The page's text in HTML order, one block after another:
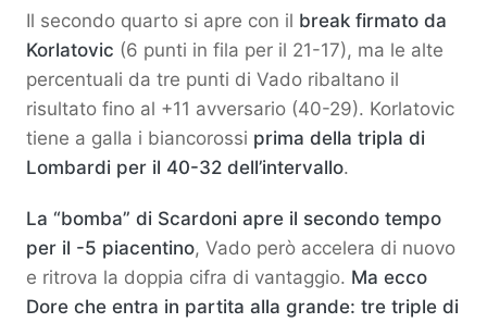
Il secondo quarto si apre con il break firmato da
Korlatovic (6 punti in fila per il 21-17), ma le alte
percentuali da tre punti di Vado ribaltano il
risultato fino al +11 avversario (40-29). Korlatovic
tiene a galla i biancorossi prima della tripla di
Lombardi per il 40-32 dell’intervallo.
La “bomba” di Scardoni apre il secondo tempo
per il -5 piacentino, Vado però accelera di nuovo
e ritrova la doppia cifra di vantaggio. Ma ecco
Dore che entra in partita alla grande: tre triple di